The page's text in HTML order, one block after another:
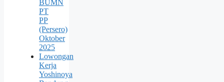
BUMN
PT
PP
(Persero)
Oktober
2025
Lowongan
Kerja
Yoshinoya